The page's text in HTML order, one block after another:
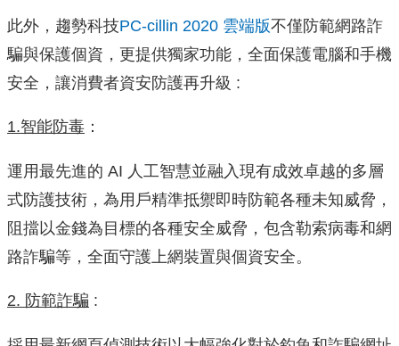
此外，趨勢科技PC-cillin 2020 雲端版不僅防範網路詐
騙與保護個資，更提供獨家功能，全面保護電腦和手機
安全，讓消費者資安防護再升級 :
1.智能防毒 ：
運用最先進的 AI 人工智慧並融入現有成效卓越的多層
式防護技術，為用戶精準抵禦即時防範各種未知威脅，
阻擋以金錢為目標的各種安全威脅，包含勒索病毒和網
路詐騙等，全面守護上網裝置與個資安全。
2. 防範詐騙 :